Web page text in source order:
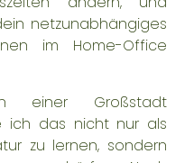
netzunabhängiges
im Home-Office
einer Großstadt
ich das nicht nur als
zu lernen, sondern